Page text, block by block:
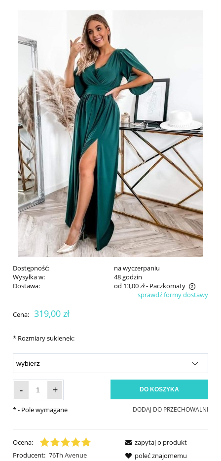
Dostępność:
na wyczerpaniu
Wysyłka w:
48 godzin
Dostawa:
od 13,00 zł- Paczkomaty
Cena nie zawiera ewentualnych kosztów płatnościsprawdź formy dostawy
Cena: 319,00 zł
* Rozmiary sukienek:
- + DO KOSZYKA
DODAJ DO PRZECHOWALNI
*- Pole wymagane
Ocena:
Producent: 76Th Avenue
zapytaj o produkt
poleć znajomemu